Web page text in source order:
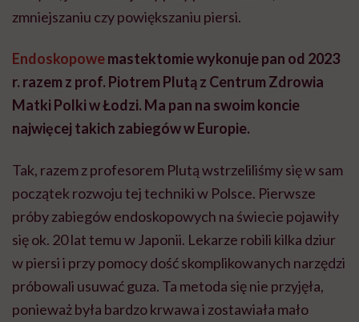
zmniejszaniu czy powiększaniu piersi.
Endoskopowemastektomie wykonuje pan od 2023
r. razem z prof. Piotrem Plutą z Centrum Zdrowia
Matki Polki w Łodzi. Ma pan na swoim koncie
najwięcej takich zabiegów w Europie.
Tak, razem z profesorem Plutą wstrzeliliśmy się w sam
początek rozwoju tej techniki w Polsce. Pierwsze
próby zabiegów endoskopowych na świecie pojawiły
się ok. 20 lat temu w Japonii. Lekarze robili kilka dziur
w piersi i przy pomocy dość skomplikowanych narzędzi
próbowali usuwać guza. Ta metoda się nie przyjęła,
ponieważ była bardzo krwawa i zostawiała mało